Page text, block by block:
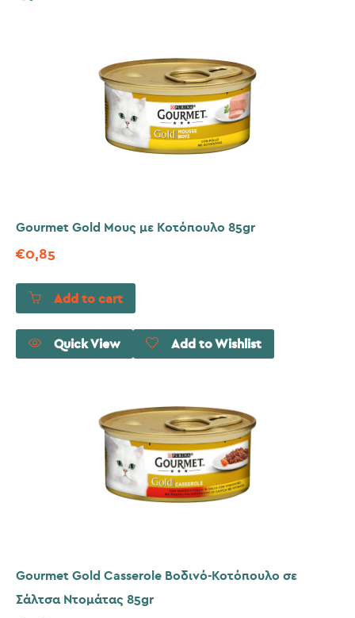
Gourmet Gold Μους με Κοτόπουλο 85gr
€0,85
Add to cart
Quick View Add to Wishlist
Gourmet Gold Casserole Βοδινό-Κοτόπουλο σε
Σάλτσα Ντομάτας 85gr